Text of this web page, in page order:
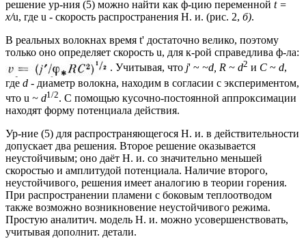
решение ур-ния (5) можно найти как ф-цию переменной t =
х/u, где u - скорость распространения Н. и. (рис. 2, б).
В реальных волокнах время t' достаточно велико, поэтому
только оно определяет скорость u, для к-рой справедлива ф-ла:
. Учитывая, что j' ~ ~d, R ~ d2 и С ~ d,
где d - диаметр волокна, находим в согласии с экспериментом,
что u ~ d1/2. С помощью кусочно-постоянной аппроксимации
находят форму потенциала действия.
Ур-ние (5) для распространяющегося Н. и. в действительности
допускает два решения. Второе решение оказывается
неустойчивым; оно даёт Н. и. со значительно меньшей
скоростью и амплитудой потенциала. Наличие второго,
неустойчивого, решения имеет аналогию в теории горения.
При распространении пламени с боковым теплоотводом
также возможно возникновение неустойчивого режима.
Простую аналитич. модель Н. и. можно усовершенствовать,
учитывая дополнит. детали.